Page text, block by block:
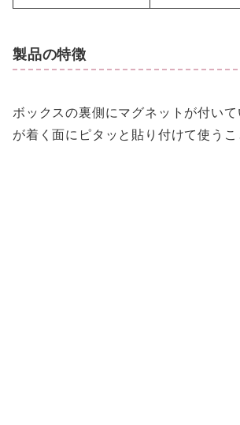
製品の特徴
ボックスの裏側にマグネットが付い
が着く面にピタッと貼り付けて使うこ